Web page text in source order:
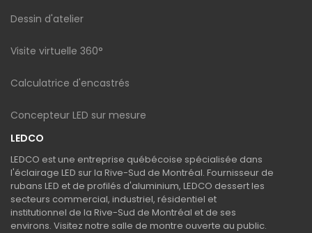
Dessin d'atelier
Visite virtuelle 360°
Calculatrice d'encastrés
Concepteur LED sur mesure
LEDCO
LEDCO est une entreprise québécoise spécialisée dans
l'éclairage LED sur la Rive-Sud de Montréal. Fournisseur de
rubans LED et de profilés d'aluminium, LEDCO dessert les
secteurs commercial, industriel, résidentiel et
institutionnel de la Rive-Sud de Montréal et de ses
environs. Visitez notre salle de montre ouverte au public.